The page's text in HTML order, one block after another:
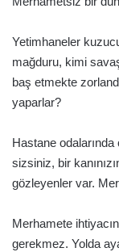
Yetimhaneler
mağduru, kimi
baş etmekte
yaparlar?
Hastane
sizsiniz, bir
gözleyenler var.
Merhamete
gerekmez. Yolda